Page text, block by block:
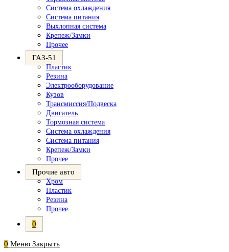
Система охлаждения
Система питания
Выхлопная система
Крепеж/Замки
Прочее
ГАЗ-51
Пластик
Резина
Электрооборудование
Кузов
Трансмиссия/Подвеска
Двигатель
Тормозная система
Система охлаждения
Система питания
Крепеж/Замки
Прочее
Прочие авто
Хром
Пластик
Резина
Прочее
0
0 Меню Закрыть